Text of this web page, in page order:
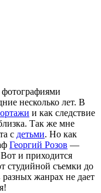
несколько лет. В
и как следствие
Так же мне
с детьми. Но как
Георгий Розов —
Вот и приходится
студийной съемки до
жанрах не дает